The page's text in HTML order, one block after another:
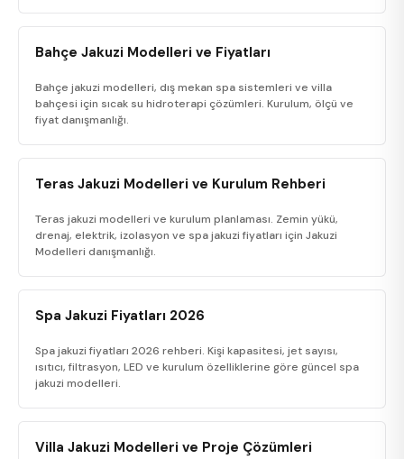
Bahçe Jakuzi Modelleri ve Fiyatları
Bahçe jakuzi modelleri, dış mekan spa sistemleri ve villa
bahçesi için sıcak su hidroterapi çözümleri. Kurulum, ölçü ve
fiyat danışmanlığı.
Teras Jakuzi Modelleri ve Kurulum Rehberi
Teras jakuzi modelleri ve kurulum planlaması. Zemin yükü,
drenaj, elektrik, izolasyon ve spa jakuzi fiyatları için Jakuzi
Modelleri danışmanlığı.
Spa Jakuzi Fiyatları 2026
Spa jakuzi fiyatları 2026 rehberi. Kişi kapasitesi, jet sayısı,
ısıtıcı, filtrasyon, LED ve kurulum özelliklerine göre güncel spa
jakuzi modelleri.
Villa Jakuzi Modelleri ve Proje Çözümleri